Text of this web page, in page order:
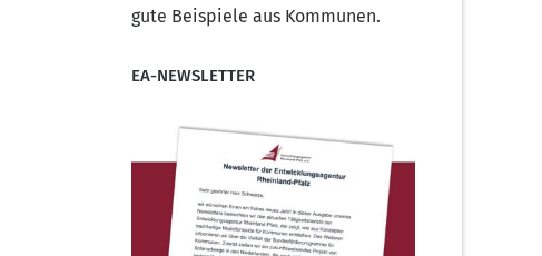
gute Beispiele aus Kommunen.
EA-NEWSLETTER